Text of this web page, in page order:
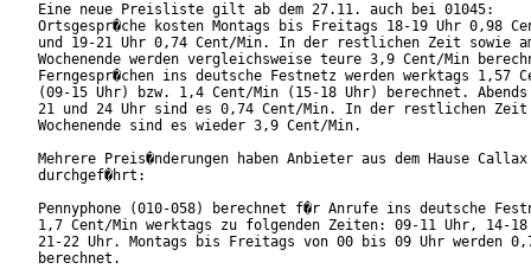
Eine neue Preisliste gilt ab dem 27.11. auch bei 01045:
Ortsgespr�che kosten Montags bis Freitags 18-19 Uhr 0,98
und 19-21 Uhr 0,74 Cent/Min. In der restlichen Zeit sowie
Wochenende werden vergleichsweise teure 3,9 Cent/Min
Ferngespr�chen ins deutsche Festnetz werden werktags 1,57
(09-15 Uhr) bzw. 1,4 Cent/Min (15-18 Uhr) berechnet. Abends
21 und 24 Uhr sind es 0,74 Cent/Min. In der restlichen Zeit
Wochenende sind es wieder 3,9 Cent/Min.
Mehrere Preis�nderungen haben Anbieter aus dem Hause Callax
durchgef�hrt:
Pennyphone (010-058) berechnet f�r Anrufe ins deutsche
1,7 Cent/Min werktags zu folgenden Zeiten: 09-11 Uhr, 14-18
21-22 Uhr. Montags bis Freitags von 00 bis 09 Uhr werden
berechnet.